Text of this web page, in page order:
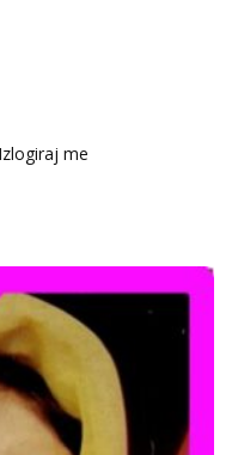
Izlogiraj me